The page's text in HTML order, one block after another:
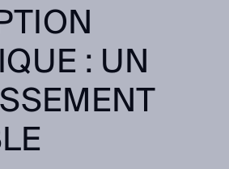
: UN